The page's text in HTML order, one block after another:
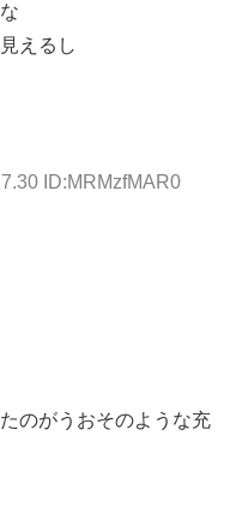
えるし
ID:MRMzfMAR0
のがうおそのような充